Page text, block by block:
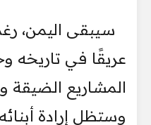
سيبقى اليمن،
عريقًا في تاريخه
المشاريع الضيقة
وستظل إرادة